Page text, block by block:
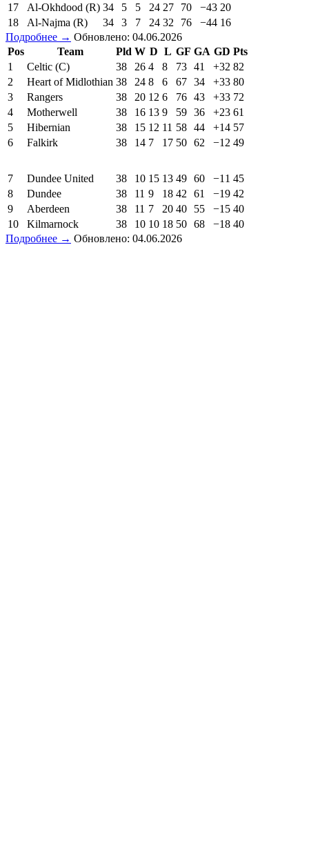
17
Al-Okhdood (R) 34 5 5 24 27 70 −43 20
18
Al-Najma (R) 34 3 7 24 32 76 −44 16
Подробнее → Обновлено: 04.06.2026
Pos
Team Pld W D L GF GA GD Pts
1
Celtic (C) 38 26 4 8 73 41 +32 82
2
Heart of Midlothian 38 24 8 6 67 34 +33 80
3
Rangers 38 20 12 6 76 43 +33 72
4
Motherwell 38 16 13 9 59 36 +23 61
5
Hibernian 38 15 12 11 58 44 +14 57
6
Falkirk 38 14 7 17 50 62 −12 49
7 Dundee United 38 10 15 13 49 60 −11 45
8
Dundee 38 11 9 18 42 61 −19 42
9
Aberdeen 38 11 7 20 40 55 −15 40
10
Kilmarnock 38 10 10 18 50 68 −18 40
Подробнее → Обновлено: 04.06.2026